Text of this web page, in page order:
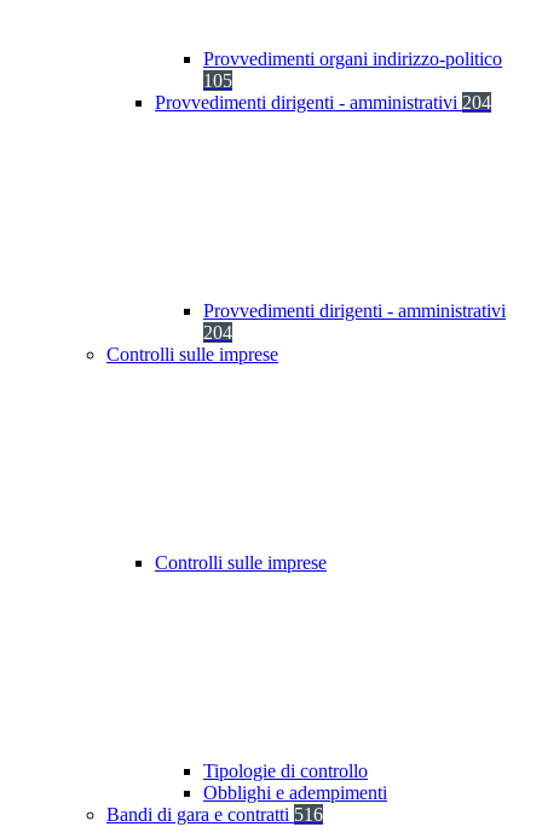
Provvedimenti organi indirizzo-politico
105
Provvedimenti dirigenti - amministrativi 204
Provvedimenti dirigenti - amministrativi
204
Controlli sulle imprese
Controlli sulle imprese
Tipologie di controllo
Obblighi e adempimenti
Bandi di gara e contratti 516